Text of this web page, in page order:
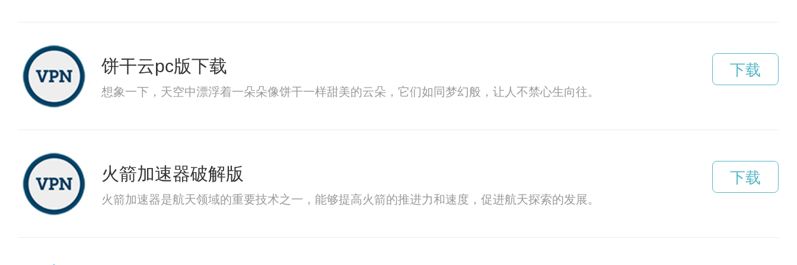
饼干云pc版下载
想象一下，天空中漂浮着一朵朵像饼干一样甜美的云朵，它们如同梦幻般，让人不禁心生向往。
下载
火箭加速器破解版
火箭加速器是航天领域的重要技术之一，能够提高火箭的推进力和速度，促进航天探索的发展。
下载